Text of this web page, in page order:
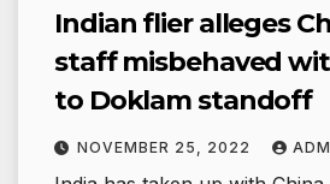
Indian flier alleges
staff misbehaved
to Doklam standoff
NOVEMBER 25, 2022